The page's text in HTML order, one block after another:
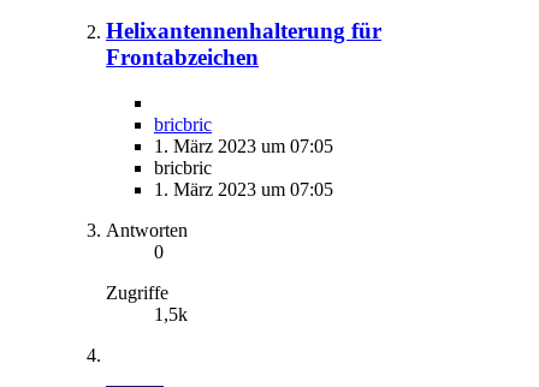
Helixantennenhalterung für
Frontabzeichen
bricbric
1. März 2023 um 07:05
bricbric
1. März 2023 um 07:05
Antworten
0
Zugriffe
1,5k